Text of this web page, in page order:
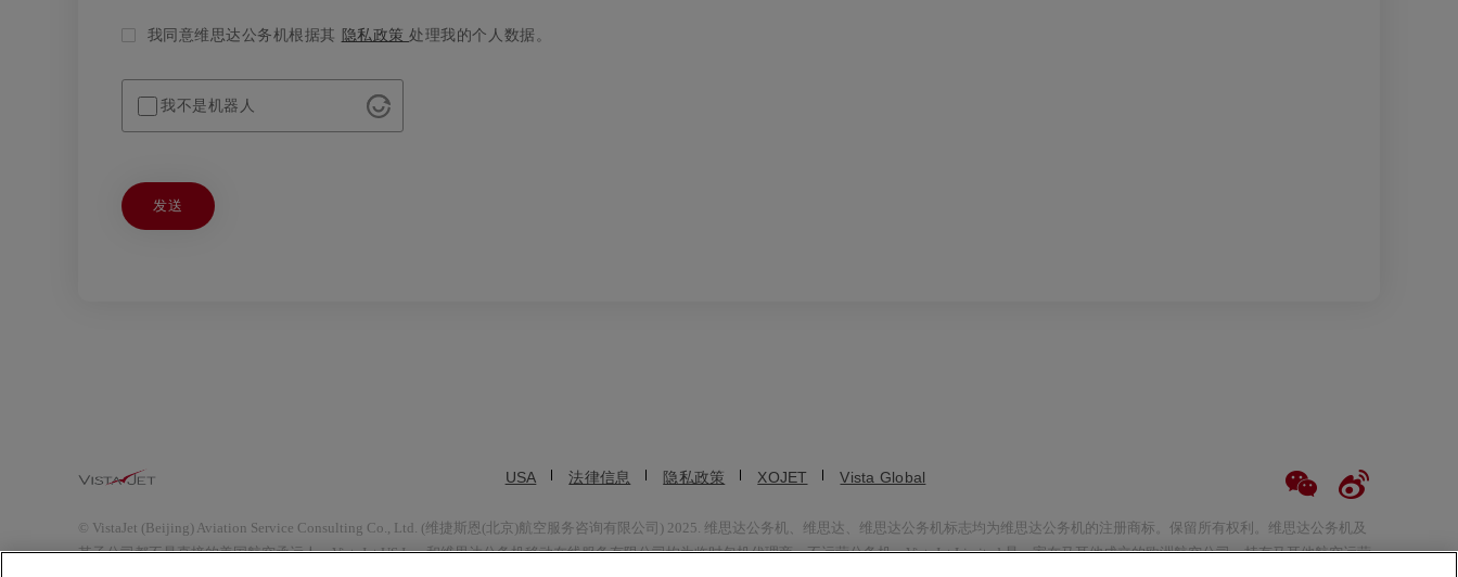
我同意维思达公务机根据其 隐私政策处理我的个人数据。
我不是机器人
USA 法律信息 隐私政策 XOJET Vista Global
© VistaJet (Beijing) Aviation Service Consulting Co., Ltd. (维捷斯恩(北京)航空服务咨询有限公司) 2025. 维思达公务机、维思达、维思达公务机标志均为维思达公务机的注册商标。保留所有权利。维思达公务机及
其子公司都不是直接的美国航空承运人。VistaJet US Inc. 和维思达公务机移动在线服务有限公司均为临时包机代理商，不运营公务机。VistaJet Limited 是一家在马耳他成立的欧洲航空公司，持有马耳他航空运营